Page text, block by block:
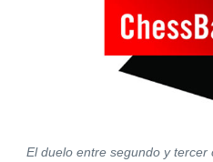
El duelo entre segundo y tercer